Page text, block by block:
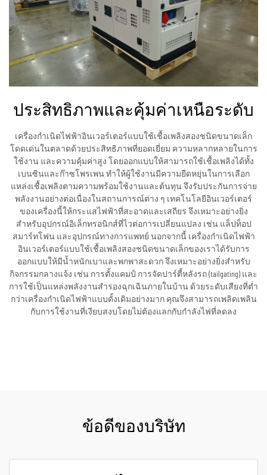
ประสิทธิภาพและคุ้มค่าเหนือระดับ
เครื่องกำเนิดไฟฟ้าอินเวอร์เตอร์แบบใช้เชื้อเพลิงสองชนิดขนาดเล็ก
โดดเด่นในตลาดด้วยประสิทธิภาพที่ยอดเยี่ยม ความหลากหลายในการ
ใช้งาน และความคุ้มค่าสูง โดยออกแบบให้สามารถใช้เชื้อเพลิงได้ทั้ง
เบนซินและก๊าซโพรเพน ทำให้ผู้ใช้งานมีความยืดหยุ่นในการเลือก
แหล่งเชื้อเพลิงตามความพร้อมใช้งานและต้นทุน จึงรับประกันการจ่าย
พลังงานอย่างต่อเนื่องในสถานการณ์ต่าง ๆ เทคโนโลยีอินเวอร์เตอร์
ของเครื่องนี้ให้กระแสไฟฟ้าที่สะอาดและเสถียร จึงเหมาะอย่างยิ่ง
สำหรับอุปกรณ์อิเล็กทรอนิกส์ที่ไวต่อการเปลี่ยนแปลง เช่น แล็ปท็อป
สมาร์ทโฟน และอุปกรณ์ทางการแพทย์ นอกจากนี้ เครื่องกำเนิดไฟฟ้า
อินเวอร์เตอร์แบบใช้เชื้อเพลิงสองชนิดขนาดเล็กของเราได้รับการ
ออกแบบให้มีน้ำหนักเบาและพกพาสะดวก จึงเหมาะอย่างยิ่งสำหรับ
กิจกรรมกลางแจ้ง เช่น การตั้งแคมป์ การจัดปาร์ตี้หลังรถ (tailgating) และ
การใช้เป็นแหล่งพลังงานสำรองฉุกเฉินภายในบ้าน ด้วยระดับเสียงที่ต่ำ
กว่าเครื่องกำเนิดไฟฟ้าแบบดั้งเดิมอย่างมาก คุณจึงสามารถเพลิดเพลิน
กับการใช้งานที่เงียบสงบโดยไม่ต้องแลกกับกำลังไฟที่ลดลง
ข้อดีของบริษัท